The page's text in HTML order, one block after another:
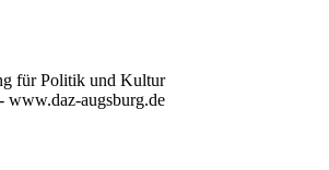
für Politik und Kultur
www.daz-augsburg.de